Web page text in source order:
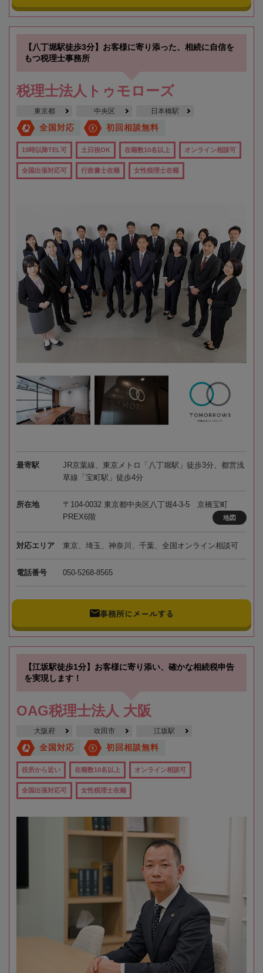
【八丁堀駅徒歩3分】お客様に寄り添った、相続に自信を
もつ税理士事務所
税理士法人トゥモローズ
東京都 中央区 日本橋駅
全国対応 初回相談無料
19時以降TEL可 土日祝OK 在籍数10名以上 オンライン相談可
全国出張対応可 行政書士在籍 女性税理士在籍
最寄駅
JR京葉線、東京メトロ「八丁堀駅」徒歩3分、都営浅
草線「宝町駅」徒歩4分
所在地
〒104-0032 東京都中央区八丁堀4-3-5 京橋宝町
PREX6階
地図
対応エリア 東京、埼玉、神奈川、千葉、全国オンライン相談可
電話番号 050-5268-8565
事務所にメールする
【江坂駅徒歩1分】お客様に寄り添い、確かな相続税申告
を実現します！
OAG税理士法人 大阪
大阪府 吹田市 江坂駅
全国対応 初回相談無料
役所から近い 在籍数10名以上 オンライン相談可
全国出張対応可 女性税理士在籍